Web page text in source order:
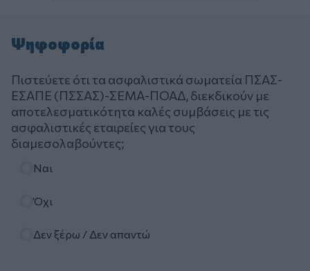
Ψηφοφορία
Πιστεύετε ότι τα ασφαλιστικά σωματεία ΠΣΑΣ-
ΕΣΑΠΕ (ΠΣΣΑΣ)-ΣΕΜΑ-ΠΟΑΔ, διεκδικούν με
αποτελεσματικότητα καλές συμβάσεις με τις
ασφαλιστικές εταιρείες για τους
διαμεσολαβούντες;
Ναι
Όχι
Δεν ξέρω / Δεν απαντώ